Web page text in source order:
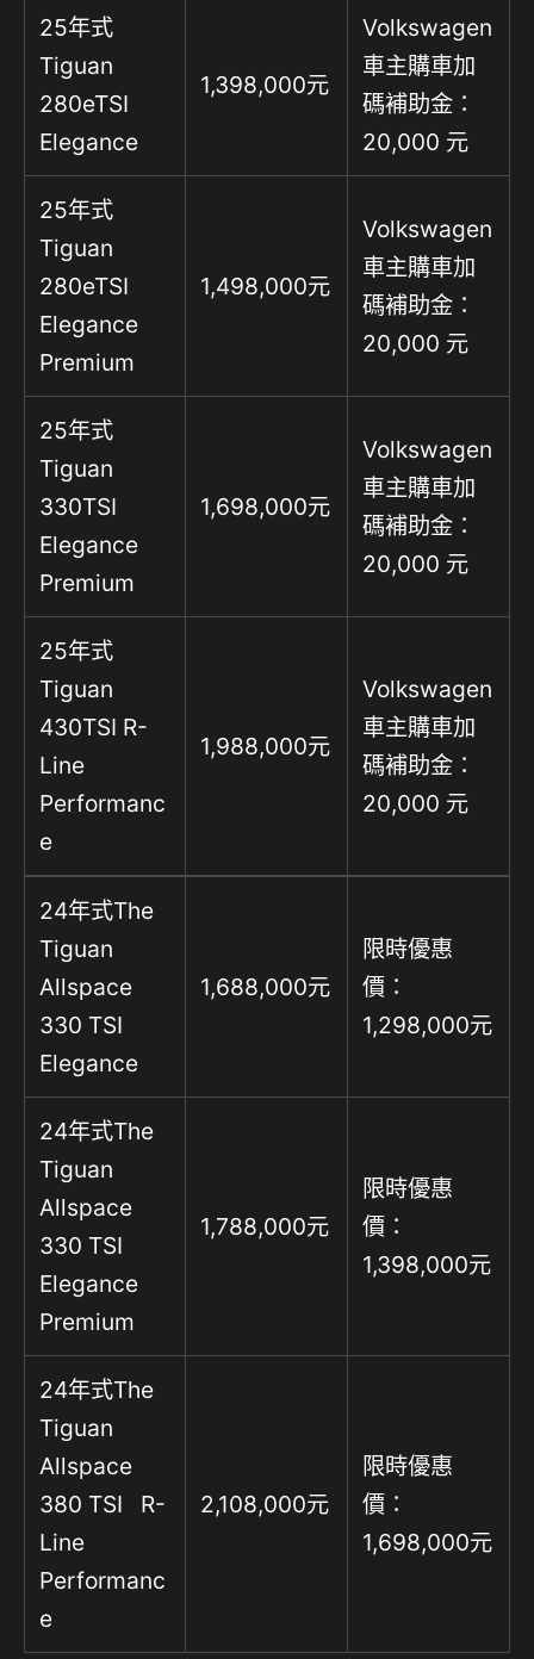
25年式
Tiguan
280eTSI
Elegance
1,398,000元
Volkswagen
車主購車加
碼補助金：
20,000 元
25年式
Tiguan
280eTSI
Elegance
Premium
1,498,000元
Volkswagen
車主購車加
碼補助金：
20,000 元
25年式
Tiguan
330TSI
Elegance
Premium
1,698,000元
Volkswagen
車主購車加
碼補助金：
20,000 元
25年式
Tiguan
430TSI R-
Line
Performanc
e
1,988,000元
Volkswagen
車主購車加
碼補助金：
20,000 元
24年式The
Tiguan
Allspace
330 TSI
Elegance
1,688,000元
限時優惠
價：
1,298,000元
24年式The
Tiguan
Allspace
330 TSI
Elegance
Premium
1,788,000元
限時優惠
價：
1,398,000元
24年式The
Tiguan
Allspace
380 TSI R-
Line
Performanc
e
2,108,000元
限時優惠
價：
1,698,000元